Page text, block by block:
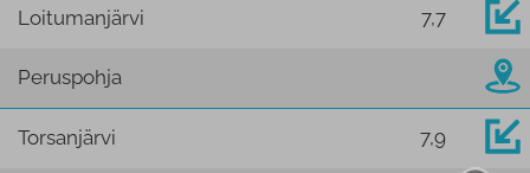
Loitumanjärvi 7,7
Peruspohja
Torsanjärvi 7,9